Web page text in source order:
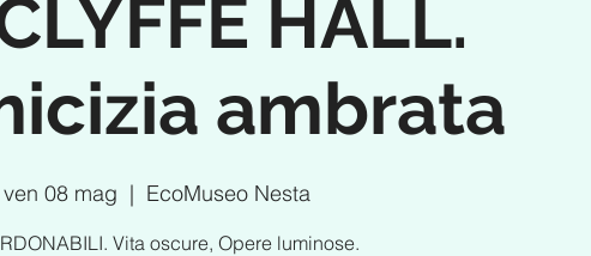
HALL.
ambrata
ven 08 mag
  |
EcoMuseo Nesta
Vita oscure, Opere luminose.